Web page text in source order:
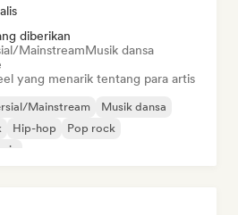
diberikan
MainstreamMusik dansa
yang menarik tentang para artis
Mainstream
Musik dansa
Hip-hop
Pop rock